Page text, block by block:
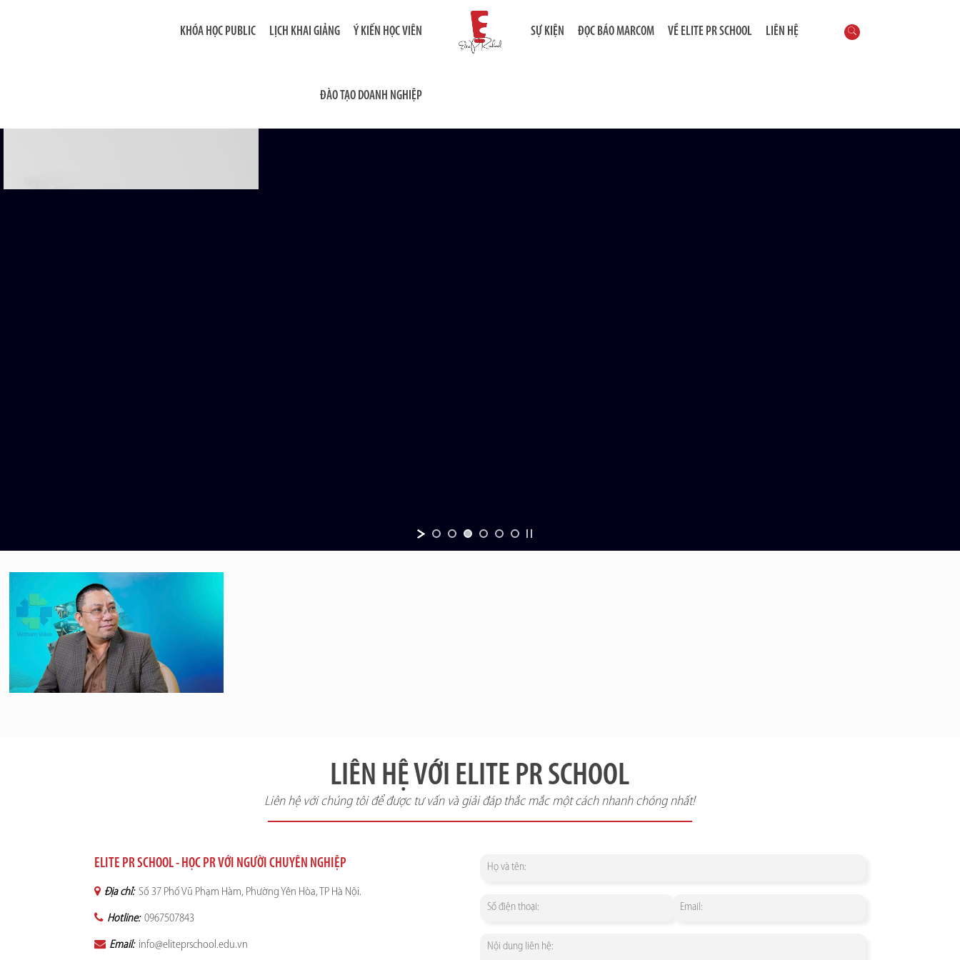
KHÓA HỌC PUBLIC LỊCH KHAI GIẢNG Ý KIẾN HỌC VIÊN
ĐÀO TẠO DOANH NGHIỆP
SỰ KIỆN ĐỌC BÁO MARCOM VỀ ELITE PR SCHOOL LIÊN HỆ
LIÊN HỆ VỚI ELITE PR SCHOOL
Liên hệ với chúng tôi để được tư vấn và giải đáp thắc mắc một cách nhanh chóng nhất!
ELITE PR SCHOOL - HỌC PR VỚI NGƯỜI CHUYÊN NGHIỆP
Địa chỉ: Số 37 Phố Vũ Phạm Hàm, Phường Yên Hòa, TP Hà Nội.
Hotline: 0967507843
Email: info@eliteprschool.edu.vn